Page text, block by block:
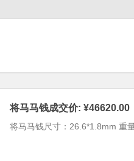
将马马钱成交价: ¥46620.00
将马马钱尺寸：26.6*1.8mm 重